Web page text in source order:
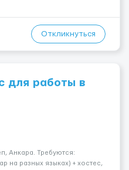
Откликнуться
для работы в
Анкара. Требуются:
на разных языках) + хостеc,